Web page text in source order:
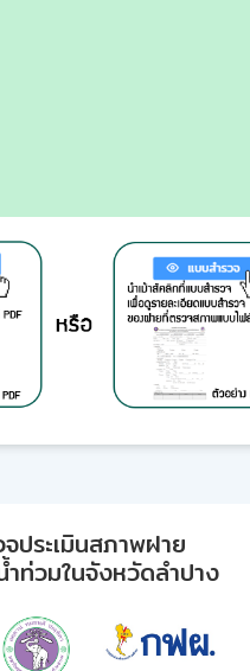
ประเมินสภาพฝาย
ท่วมในจังหวัดลำปาง